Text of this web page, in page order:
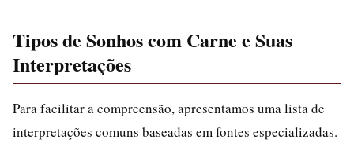
Tipos de Sonhos com Carne e Suas
Interpretações
Para facilitar a compreensão, apresentamos uma lista de
interpretações comuns baseadas em fontes especializadas.